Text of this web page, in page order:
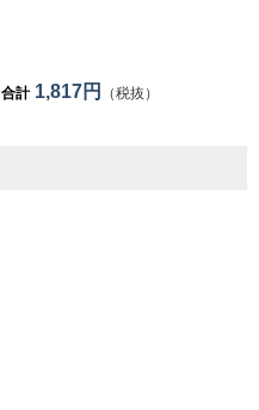
合計1,817円 （税抜）